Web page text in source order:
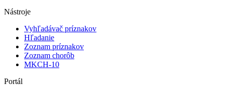
Nástroje
Vyhľadávač príznakov
Hľadanie
Zoznam príznakov
Zoznam chorôb
MKCH-10
Portál